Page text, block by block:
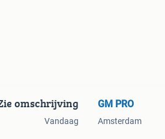
omschrijving
Vandaag
GM PRO
Amsterdam